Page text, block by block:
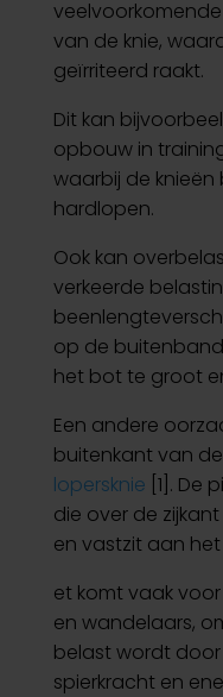
van de knie,
geïrriteerd raakt.
Dit kan
opbouw in
waarbij de knieën
hardlopen.
Ook kan
verkeerde
op de
het bot te groot
Een andere
buitenkant van
lopersknie [1]. De
die over de
en vastzit aan
et komt vaak
en wandelaars,
belast wordt
spierkracht en